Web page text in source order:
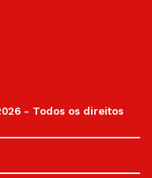
- Todos os direitos